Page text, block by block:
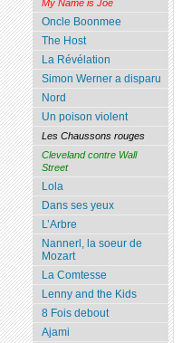
My Name is Joe
Oncle Boonmee
The Host
La Révélation
Simon Werner a disparu
Nord
Un poison violent
Les Chaussons rouges
Cleveland contre Wall
Street
Lola
Dans ses yeux
L’Arbre
Nannerl, la soeur de
Mozart
La Comtesse
Lenny and the Kids
8 Fois debout
Ajami